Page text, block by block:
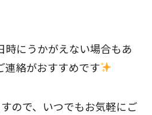
時にうかがえない場合もあ
連絡がおすすめです
ので、いつでもお気軽にご